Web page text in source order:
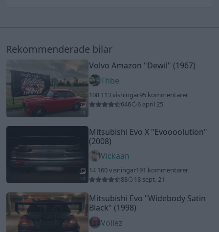
Rekommenderade bilar
20
Volvo Amazon "Dewil" (1967)
Thbe
108 113 visningar95 kommentarer
646
6 april 25
20
Mitsubishi Evo X "Evoooolution"
(2008)
Vickaan
14 160 visningar191 kommentarer
88
18 sept. 21
Mitsubishi Evo "Widebody Satin
Black" (1998)
Vollez